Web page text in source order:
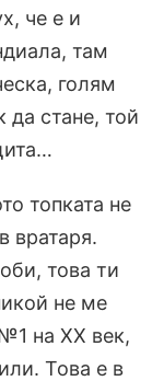
че е и
там
голям
стане, той
топката не
вратаря.
това ти
не ме
на ХХ век,
Това е в